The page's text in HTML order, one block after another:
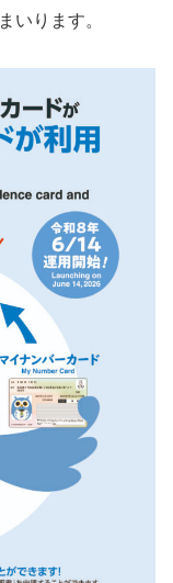
いります。